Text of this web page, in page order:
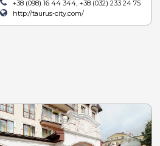
+38 (098) 16 44 344, +38 (032) 233 24 75
http://taurus-city.com/